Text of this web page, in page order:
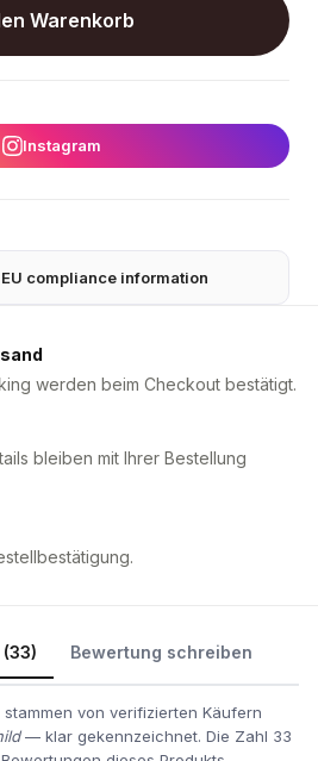
Warenkorb
Instagram
compliance information
werden beim Checkout bestätigt.
bleiben mit Ihrer Bestellung
Bewertung schreiben
von verifizierten Käufern
— klar gekennzeichnet. Die Zahl 33